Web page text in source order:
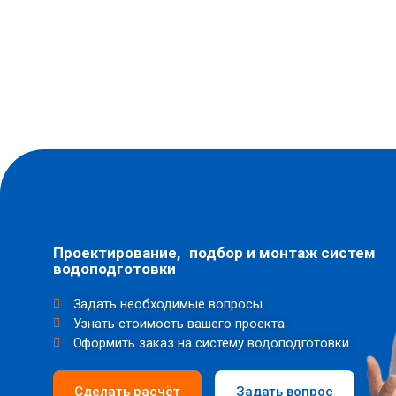
Проектирование, подбор и монтаж систем
водоподготовки
Задать необходимые вопросы
Узнать стоимость вашего проекта
Оформить заказ на систему водоподготовки
Сделать расчёт Задать вопрос